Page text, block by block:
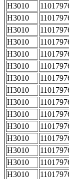
H3010
H3010
H3010
H3010
H3010
H3010
H3010
H3010
H3010
H3010
H3010
H3010
H3010
H3010
H3010